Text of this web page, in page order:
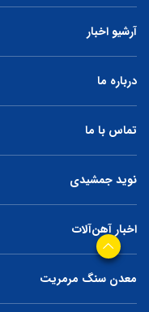
آرشیو اخبار
درباره ما
تماس با ما
نوید جمشیدی
اخبار آهن‌آلات
معدن سنگ مرمریت